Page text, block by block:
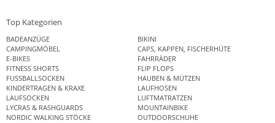
Top Kategorien
BADEANZÜGE
BIKINI
CAMPINGMÖBEL
CAPS, KAPPEN, FISCHERHÜTE
E-BIKES
FAHRRÄDER
FITNESS SHORTS
FLIP FLOPS
FUSSBALLSOCKEN
HAUBEN & MÜTZEN
KINDERTRAGEN & KRAXE
LAUFHOSEN
LAUFSOCKEN
LUFTMATRATZEN
LYCRAS & RASHGUARDS
MOUNTAINBIKE
NORDIC WALKING STÖCKE
OUTDOORSCHUHE